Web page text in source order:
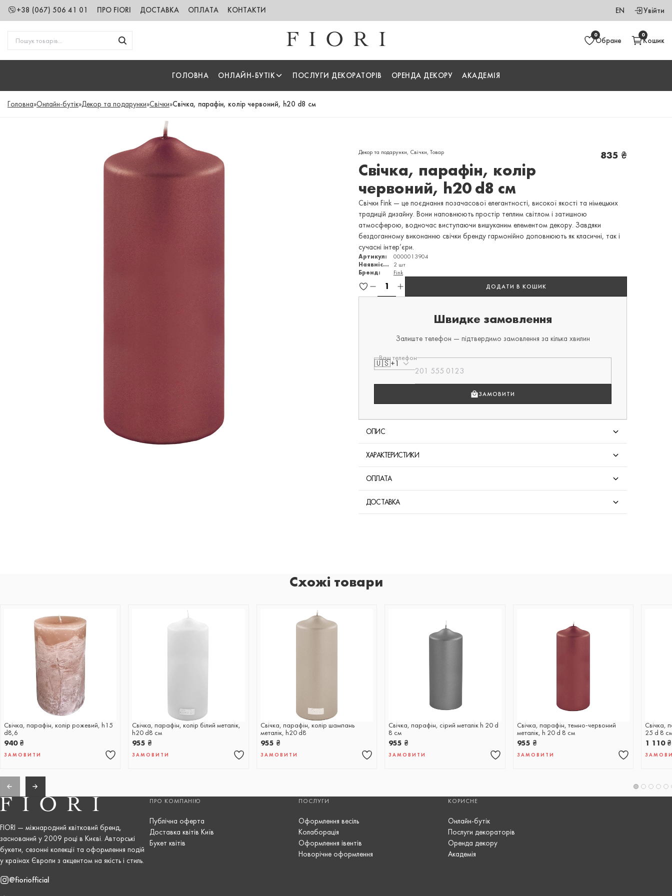
+38 (067) 506 41 01 ПРО FIORI ДОСТАВКА ОПЛАТА КОНТАКТИ EN Увійти
0
Обране
0
Кошик
ГОЛОВНА ОНЛАЙН-БУТІК ПОСЛУГИ ДЕКОРАТОРІВ ОРЕНДА ДЕКОРУ АКАДЕМІЯ
Головна»Онлайн-бутік»Декор та подарунки»Свічки»Свічка, парафін, колір червоний, h20 d8 см
Декор та подарунки, Свічки, Товар
Свічка, парафін, колір
червоний, h20 d8 см
835 ₴
Свічки Fink — це поєднання позачасової елегантності, високої якості та німецьких
традицій дизайну. Вони наповнюють простір теплим світлом і затишною
атмосферою, водночас виступаючи вишуканим елементом декору. Завдяки
бездоганному виконанню свічки бренду гармонійно доповнюють як класичні, так і
сучасні інтер’єри.
Артикул:
0000013904
Наявність:
2 шт
Бренд:
Fink
ДОДАТИ В КОШИК
Швидке замовлення
Залиште телефон — підтвердимо замовлення за кілька хвилин
Ваш телефон
🇺🇸+1
ЗАМОВИТИ
ОПИС
ХАРАКТЕРИСТИКИ
ОПЛАТА
ДОСТАВКА
Схожі товари
Свічка, парафін, колір рожевий, h15
d8,6
940 ₴
ЗАМОВИТИ
Свічка, парафін, колір білий металік,
h20 d8 см
955 ₴
ЗАМОВИТИ
Свічка, парафін, колір шампань
металік, h20 d8
955 ₴
ЗАМОВИТИ
Свічка, парафін, сірий металік h 20 d
8 см
955 ₴
ЗАМОВИТИ
Свічка, парафін, темно-червоний
металік, h 20 d 8 см
955 ₴
ЗАМОВИТИ
Свічка,
25 d 8
1 110 ₴
FIORI — міжнародний квітковий бренд,
заснований у 2009 році в Києві. Авторські
букети, сезонні колекції та оформлення подій
у країнах Європи з акцентом на якість і стиль.
@fioriofficial
ПРО КОМПАНІЮ
Публічна оферта
Доставка квітів Київ
Букет квітів
ПОСЛУГИ
Оформлення весіль
Колаборація
Оформлення івентів
Новорічне оформлення
КОРИСНЕ
Онлайн-бутік
Послуги декораторів
Оренда декору
Академія